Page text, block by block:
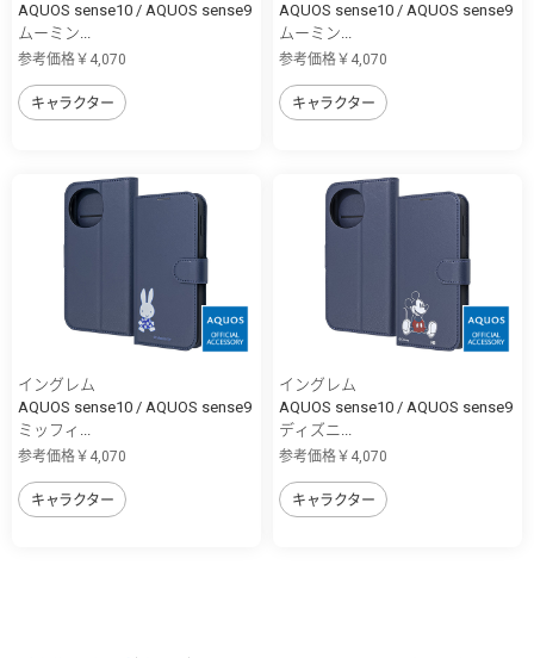
AQUOS sense10 / AQUOS sense9
ムーミン...
参考価格￥4,070
キャラクター
AQUOS sense10 / AQUOS sense9
ムーミン...
参考価格￥4,070
キャラクター
イングレム
AQUOS sense10 / AQUOS sense9
ミッフィ...
参考価格￥4,070
キャラクター
イングレム
AQUOS sense10 / AQUOS sense9
ディズニ...
参考価格￥4,070
キャラクター